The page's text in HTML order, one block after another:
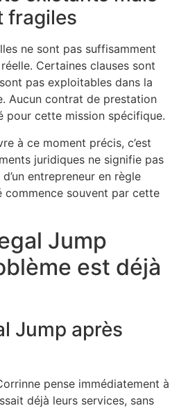
fragiles
ne sont pas suffisamment
Certaines clauses sont
pas exploitables dans la
Aucun contrat de prestation
pour cette mission spécifique.
à ce moment précis, c’est
juridiques ne signifie pas
entrepreneur en règle
commence souvent par cette
Jump
est déjà
Jump après
pense immédiatement à
déjà leurs services, sans